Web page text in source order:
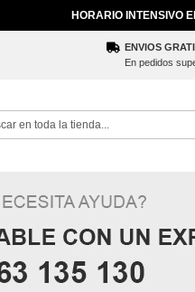
HORARIO INTENSIVO
ENVIOS
En pedidos